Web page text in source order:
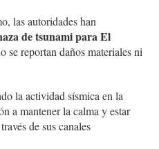
las autoridades han
de tsunami para El
se reportan daños materiales ni
la actividad sísmica en la
a mantener la calma y estar
de sus canales